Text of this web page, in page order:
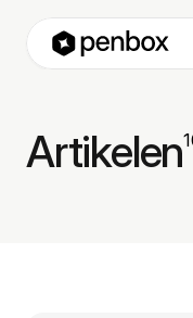
Artikelen